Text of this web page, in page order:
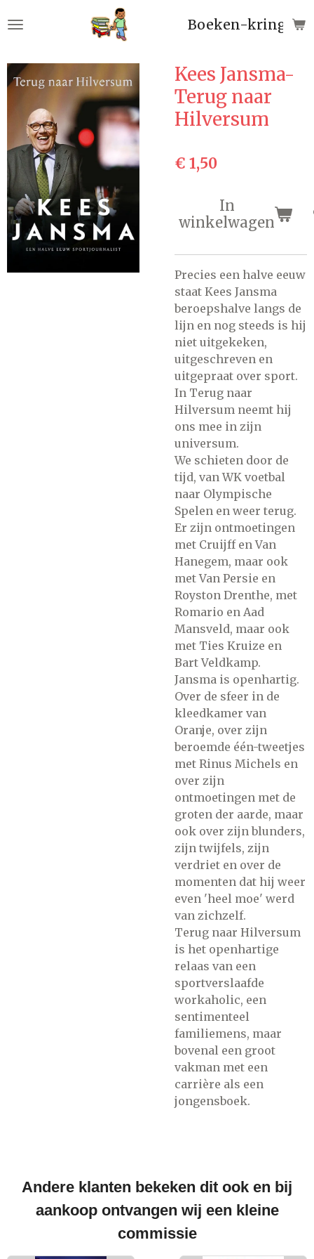
direct
de
hoofdinhoud
Boeken-
Kees Jansma-
Terug naar
Hilversum
€ 1,50
In
winkelwagen
Precies een halve eeuw
staat Kees Jansma
beroepshalve langs de
lijn en nog steeds is hij
niet uitgekeken,
uitgeschreven en
uitgepraat over sport.
In Terug naar
Hilversum neemt hij
ons mee in zijn
universum.
We schieten door de
tijd, van WK voetbal
naar Olympische
Spelen en weer terug.
Er zijn ontmoetingen
met Cruijff en Van
Hanegem, maar ook
met Van Persie en
Royston Drenthe, met
Romario en Aad
Mansveld, maar ook
met Ties Kruize en
Bart Veldkamp.
Jansma is openhartig.
Over de sfeer in de
kleedkamer van
Oranje, over zijn
beroemde één-tweetjes
met Rinus Michels en
over zijn
ontmoetingen met de
groten der aarde, maar
ook over zijn blunders,
zijn twijfels, zijn
verdriet en over de
momenten dat hij weer
even 'heel moe' werd
van zichzelf.
Terug naar Hilversum
is het openhartige
relaas van een
sportverslaafde
workaholic, een
sentimenteel
familiemens, maar
bovenal een groot
vakman met een
carrière als een
jongensboek.
Andere klanten bekeken dit ook en bij
aankoop ontvangen wij een kleine
commissie